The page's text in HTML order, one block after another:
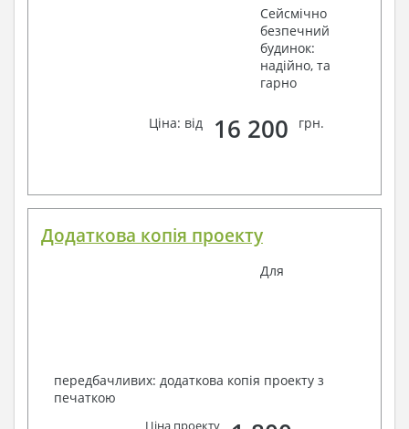
Сейсмічно
безпечний
будинок:
надійно, та
гарно
Ціна: від 16 200 грн.
Додаткова копія проекту
Для
передбачливих: додаткова копія проекту з
печаткою